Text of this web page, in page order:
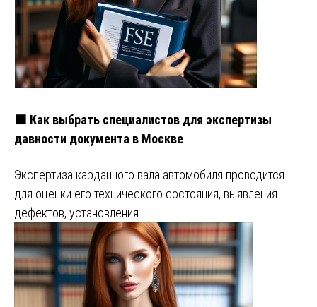
🟧 Как выбрать специалистов для экспертизы
давности документа в Москве
Экспертиза карданного вала автомобиля проводится
для оценки его технического состояния, выявления
дефектов, установления…